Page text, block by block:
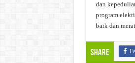
dan
program
baik dan
Share